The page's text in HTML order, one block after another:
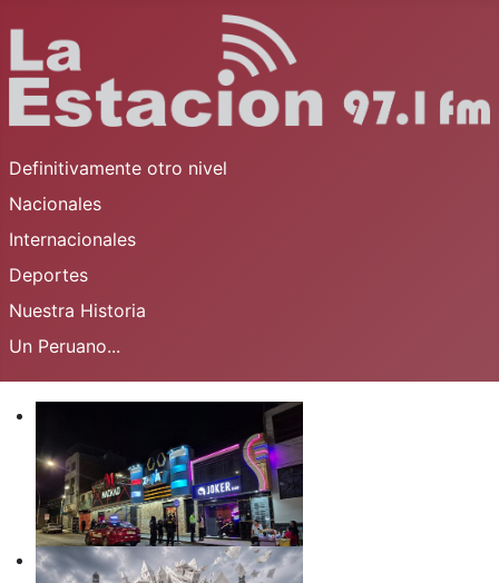
Definitivamente otro nivel
Nacionales
Internacionales
Deportes
Nuestra Historia
Un Peruano...